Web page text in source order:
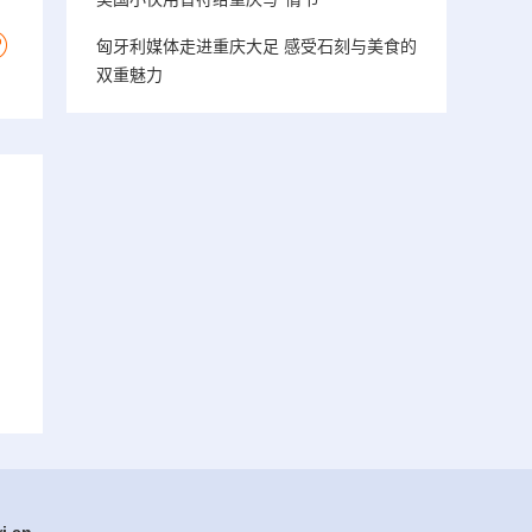
匈牙利媒体走进重庆大足 感受石刻与美食的
双重魅力